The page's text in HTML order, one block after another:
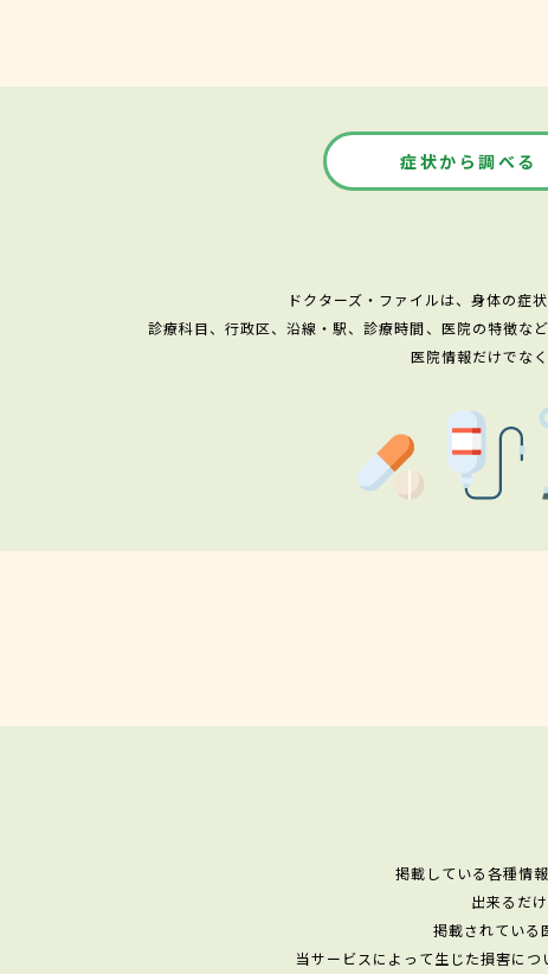
症状から調べる
ドクターズ・ファイルは、身体の症
診療科目、行政区、沿線・駅、診療時間、医院の特徴な
医院情報だけでな
掲載している各種情
出来るだ
掲載されている
当サービスによって生じた損害に